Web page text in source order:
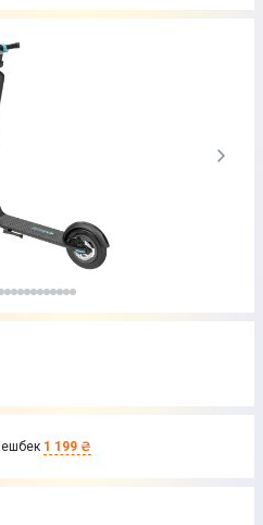
1 199 ₴